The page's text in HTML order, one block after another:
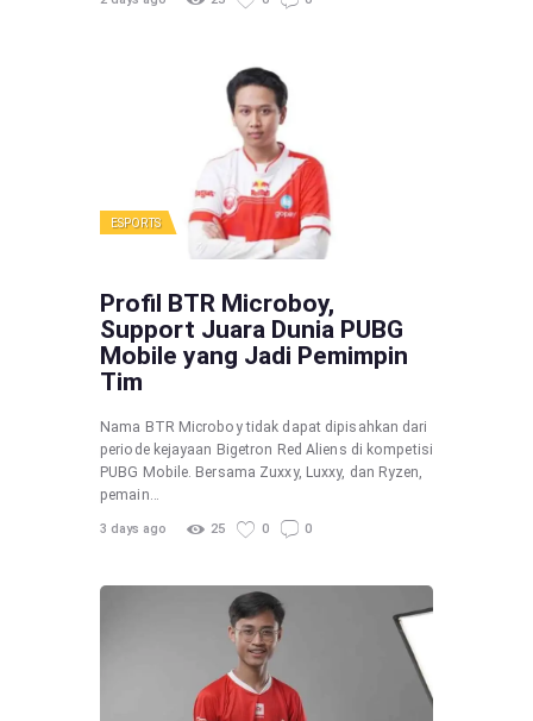
ESPORTS
Profil BTR Microboy,
Support Juara Dunia PUBG
Mobile yang Jadi Pemimpin
Tim
Nama BTR Microboy tidak dapat dipisahkan dari
periode kejayaan Bigetron Red Aliens di kompetisi
PUBG Mobile. Bersama Zuxxy, Luxxy, dan Ryzen,
pemain…
3 days ago 25 0 0